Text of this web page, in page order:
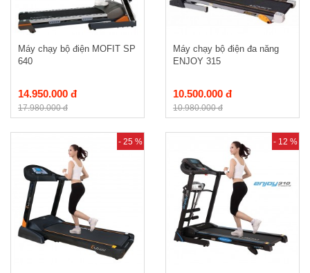
Máy chạy bộ điện MOFIT SP
640
14.950.000 đ
17.980.000 đ
Máy chạy bộ điện đa năng
ENJOY 315
10.500.000 đ
10.980.000 đ
- 25 % - 12 %